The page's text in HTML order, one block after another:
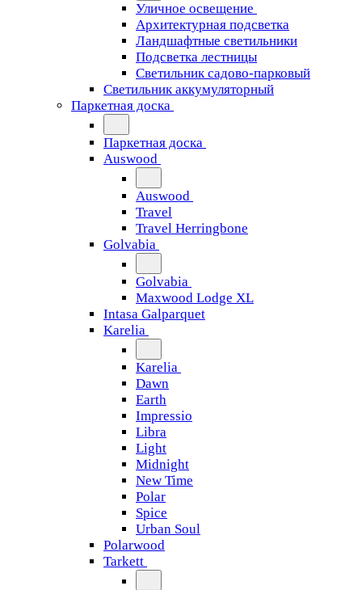
Уличное освещение
Архитектурная подсветка
Ландшафтные светильники
Подсветка лестницы
Светильник садово-парковый
Светильник аккумуляторный
Паркетная доска
Паркетная доска
Auswood
Auswood
Travel
Travel Herringbone
Golvabia
Golvabia
Maxwood Lodge XL
Intasa Galparquet
Karelia
Karelia
Dawn
Earth
Impressio
Libra
Light
Midnight
New Time
Polar
Spice
Urban Soul
Polarwood
Tarkett